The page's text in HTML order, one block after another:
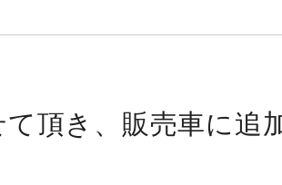
頂き、販売車に追